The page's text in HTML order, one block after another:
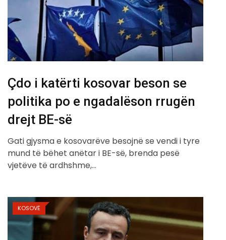
​Çdo i katërti kosovar beson se
politika po e ngadalëson rrugën
drejt BE-së
Gati gjysma e kosovarëve besojnë se vendi i tyre
mund të bëhet anëtar i BE-së, brenda pesë
vjetëve të ardhshme,…
KOSOVË